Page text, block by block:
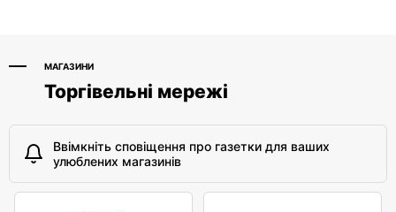
МАГАЗИНИ
Торгівельні мережі
Ввімкніть сповіщення про газетки для ваших
улюблених магазинів